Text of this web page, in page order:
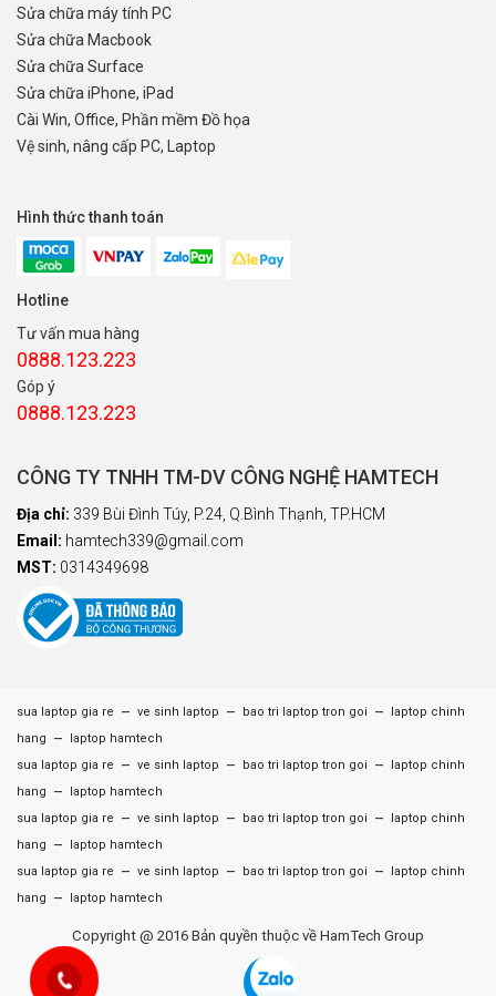
Sửa chữa máy tính PC
Sửa chữa Macbook
Sửa chữa Surface
Sửa chữa iPhone, iPad
Cài Win, Office, Phần mềm Đồ họa
Vệ sinh, nâng cấp PC, Laptop
Hình thức thanh toán
Hotline
Tư vấn mua hàng
0888.123.223
Góp ý
0888.123.223
CÔNG TY TNHH TM-DV CÔNG NGHỆ HAMTECH
Địa chỉ: 339 Bùi Đình Túy, P.24, Q.Bình Thạnh, TP.HCM
Email: hamtech339@gmail.com
MST: 0314349698
sua laptop gia re – ve sinh laptop – bao tri laptop tron goi –
laptop chinh
hang
–
laptop hamtech
sua laptop gia re
– ve sinh laptop – bao tri laptop tron goi –
laptop chinh
hang
–
laptop hamtech
sua laptop gia re
– ve sinh laptop – bao tri laptop tron goi –
laptop chinh
hang
–
laptop hamtech
sua laptop gia re
– ve sinh laptop – bao tri laptop tron goi –
laptop chinh
hang
– laptop hamtech
Copyright @ 2016 Bản quyền thuộc về HamTech Group